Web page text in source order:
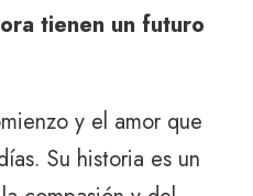
tienen un futuro
y el amor que
Su historia es un